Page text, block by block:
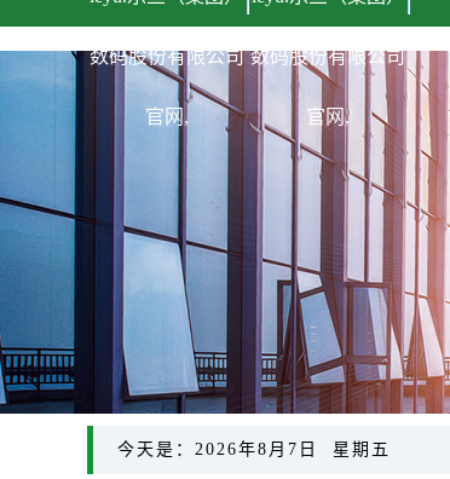
数码股份有限公司
官网,
数码股份有限公司
官网,
今天是：2026年8月7日 星期五